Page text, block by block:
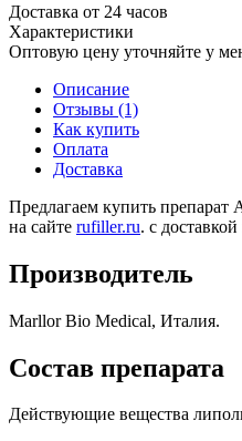
Доставка от 24 часов
Характеристики
Оптовую цену уточняйте у
Описание
Отзывы (1)
Как купить
Оплата
Доставка
Предлагаем купить
на сайте rufiller.ru. с
Производитель
Marllor Bio Medical, Италия.
Состав препарата
Действующие вещества